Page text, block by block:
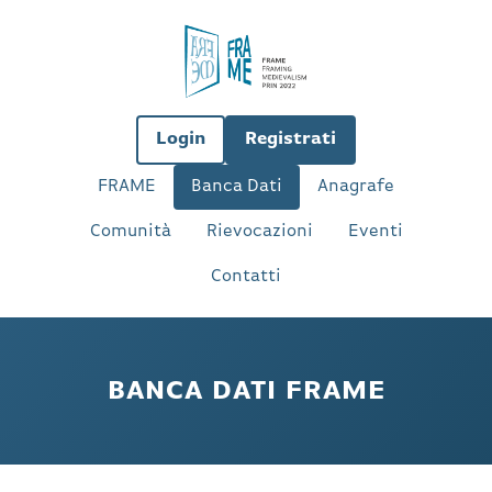
FRAME Banca Dati Anagrafe
Comunità Rievocazioni Eventi
Contatti
Login Registrati
BANCA DATI FRAME